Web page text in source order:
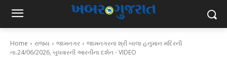
Home રાજ્ય જામનગર
જામનગરના શ્રી બાલા હનુમાન મંદિરની
તા.24/06/2026, બુધવારની આરતીના દર્શન - VIDEO